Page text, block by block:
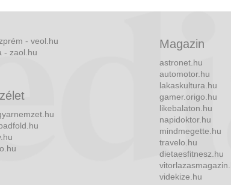
- veol.hu
- zaol.hu
Magazin
astronet.hu
automotor.hu
lakaskultura.hu
gamer.origo.hu
likebalaton.hu
napidoktor.hu
mindmegette.hu
travelo.hu
dietaesfitnesz.hu
videkize.hu